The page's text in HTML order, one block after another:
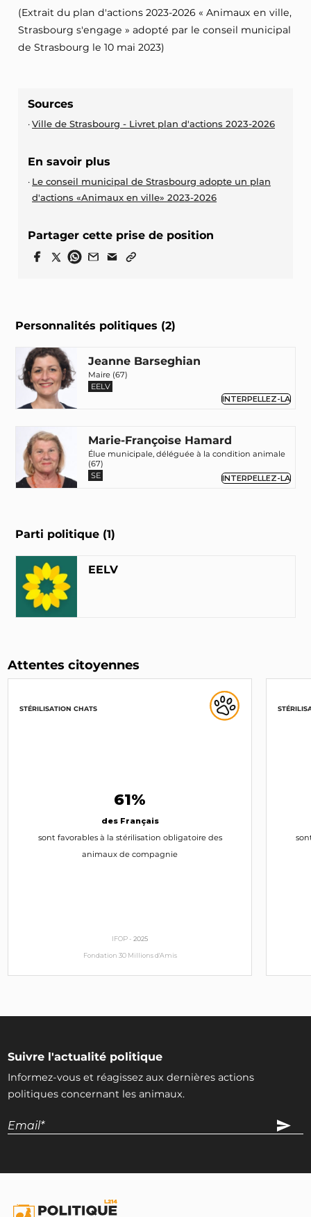
Personnalités politiques (2)
Jeanne Barseghian
Maire (67)
EELV
INTERPELLEZ-LA
Marie-Françoise Hamard
Élue municipale, déléguée à la condition animale
(67)
SE
INTERPELLEZ-LA
Parti politique (1)
EELV
(Extrait du plan d'actions 2023-2026 « Animaux en ville,
Strasbourg s'engage » adopté par le conseil municipal
de Strasbourg le 10 mai 2023)
Sources
Ville de Strasbourg - Livret plan d'actions 2023-2026
En savoir plus
Le conseil municipal de Strasbourg adopte un plan
d'actions «Animaux en ville» 2023-2026
Partager cette prise de position
Attentes citoyennes
STÉRILISATION CHATS
61%
des Français
sont favorables à la stérilisation obligatoire des
animaux de compagnie
IFOP -2025
Fondation 30 Millions d'Amis
Suivre l'actualité politique
Informez-vous et réagissez aux dernières actions
politiques concernant les animaux.